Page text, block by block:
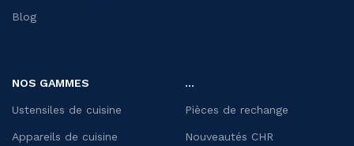
Blog
NOS GAMMES
Ustensiles de cuisine
Appareils de cuisine
...
Pièces de rechange
Nouveautés CHR